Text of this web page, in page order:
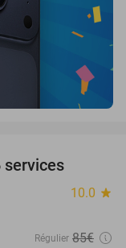
services
10.0 star
Régulier 85€